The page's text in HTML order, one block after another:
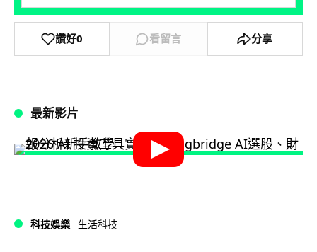
讚好0 看留言 分享
最新影片
科技娛樂 生活科技